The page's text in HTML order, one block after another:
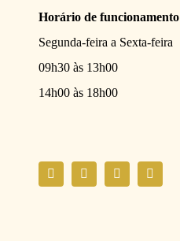
Horário de funcionamento
Segunda-feira a Sexta-feira
09h30 às 13h00
14h00 às 18h00